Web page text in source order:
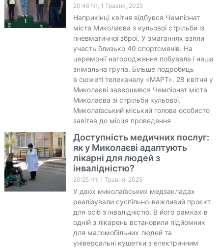
20:46 Чт, 1 Травня, 2025
Наприкінці квітня відбувся Чемпіонат
міста Миколаєва з кульової стрільби із
пневматичної зброї. У змаганнях взяли
участь близько 40 спортсменів. На
церемонії нагородження побувала і наша
знімальна група. Більше подробиць
в сюжеті телеканалу «МАРТ». 28 квітня у
Миколаєві завершився Чемпіонат міста
Миколаєва зі стрільби кульової.
Миколаївський міський голова особисто
завітав до місця проведення
Доступність медичних послуг:
як у Миколаєві адаптують
лікарні для людей з
інвалідністю?
20:25 Чт, 1 Травня, 2025
У двох миколаївських медзакладах
реалізували суспільно-важливий проєкт
для осіб з інвалідністю. В його рамках в
одній з лікарень встановили підйомник
для маломобільних людей та
універсальні кушетки з електричним